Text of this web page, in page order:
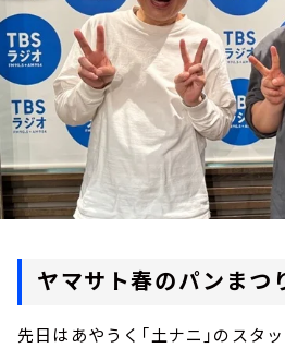
ヤマサト春のパンまつ
先日はあやうく「土ナニ」のスタ